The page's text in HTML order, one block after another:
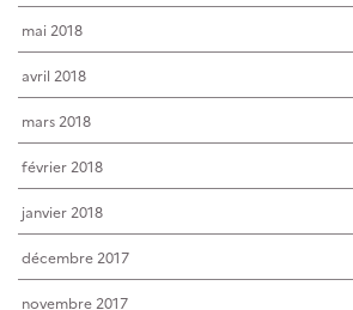
mai 2018
avril 2018
mars 2018
février 2018
janvier 2018
décembre 2017
novembre 2017